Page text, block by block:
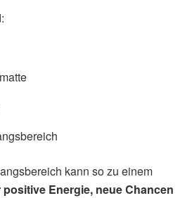
kann so zu einem
Energie, neue Chancen